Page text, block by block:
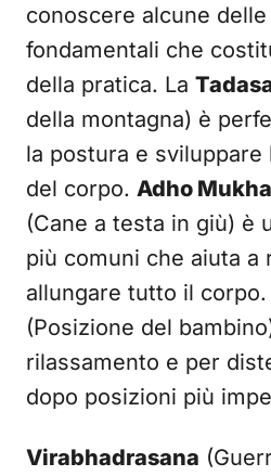
conoscere alcune
fondamentali che
della pratica. La
della montagna) è
la postura e sviluppare
del corpo. Adho
(Cane a testa in giù) è
più comuni che aiuta a
allungare tutto il corpo.
(Posizione del
rilassamento e per
dopo posizioni più
Virabhadrasana